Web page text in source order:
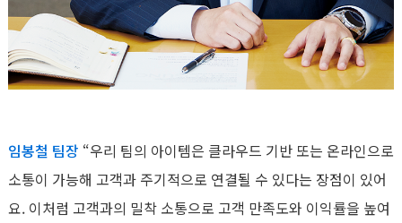
임봉철 팀장 “우리 팀의 아이템은 클라우드 기반 또는 온라인으로
소통이 가능해 고객과 주기적으로 연결될 수 있다는 장점이 있어
요. 이처럼 고객과의 밀착 소통으로 고객 만족도와 이익률을 높여